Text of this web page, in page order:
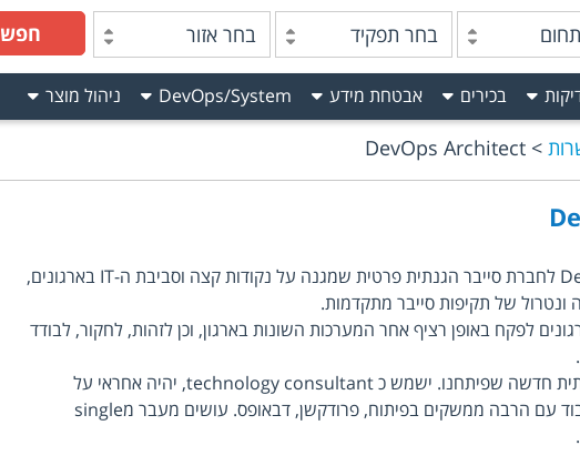
בחר תפקיד בחר אזור חפש
בכירים אבטחת מידע DevOps/System ניהול מוצר
DevOps Architect
דרוש/ה DevOps engineer לחברת סייבר הגנתית פרטית שמגנה על נקודות קצה וסביבת ה-IT בארגונים,
ונטרול של תקיפות סייבר מתקדמות.
לפקח באופן רציף אחר המערכות השונות בארגון, וכן לזהות, לחקור, לבודד
יעבוד על הטמעה של תשתית חדשה שפיתחנו. ישמש כ technology consultant, יהיה אחראי על
דיזיינים, מנטורינג וכו'.. יעבוד עם הרבה ממשקים בפיתוח, פרודקשן, דבאופס. עושים מעבר מsingle